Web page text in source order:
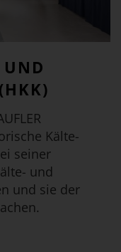
UND
Kälte-
seiner
und
und sie der